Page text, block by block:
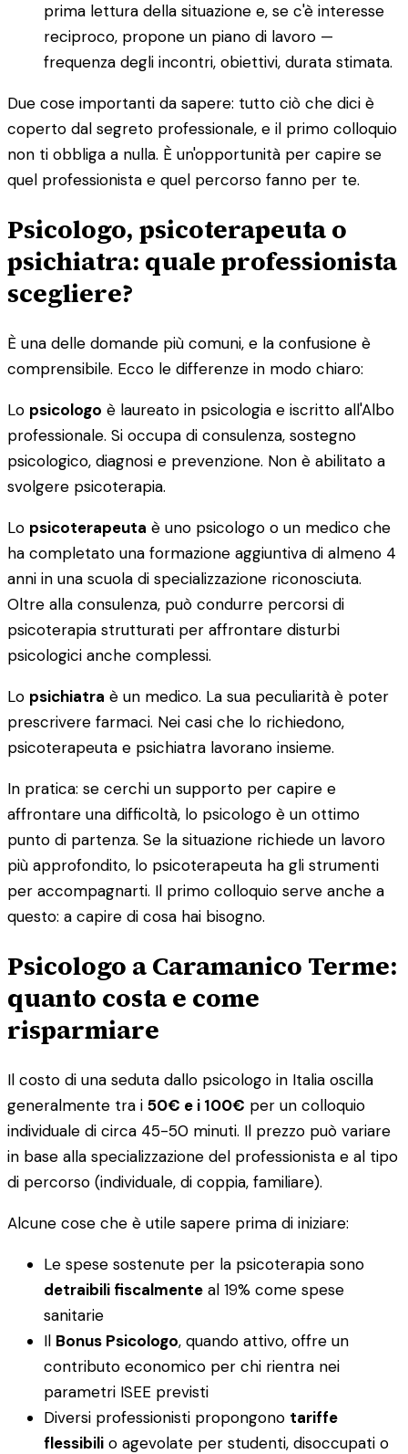
prima lettura della situazione e, se c'è interesse
reciproco, propone un piano di lavoro —
frequenza degli incontri, obiettivi, durata stimata.
Due cose importanti da sapere: tutto ciò che dici è
coperto dal segreto professionale, e il primo colloquio
non ti obbliga a nulla. È un'opportunità per capire se
quel professionista e quel percorso fanno per te.
Psicologo, psicoterapeuta o
psichiatra: quale professionista
scegliere?
È una delle domande più comuni, e la confusione è
comprensibile. Ecco le differenze in modo chiaro:
Lo psicologo è laureato in psicologia e iscritto all'Albo
professionale. Si occupa di consulenza, sostegno
psicologico, diagnosi e prevenzione. Non è abilitato a
svolgere psicoterapia.
Lo psicoterapeuta è uno psicologo o un medico che
ha completato una formazione aggiuntiva di almeno 4
anni in una scuola di specializzazione riconosciuta.
Oltre alla consulenza, può condurre percorsi di
psicoterapia strutturati per affrontare disturbi
psicologici anche complessi.
Lo psichiatra è un medico. La sua peculiarità è poter
prescrivere farmaci. Nei casi che lo richiedono,
psicoterapeuta e psichiatra lavorano insieme.
In pratica: se cerchi un supporto per capire e
affrontare una difficoltà, lo psicologo è un ottimo
punto di partenza. Se la situazione richiede un lavoro
più approfondito, lo psicoterapeuta ha gli strumenti
per accompagnarti. Il primo colloquio serve anche a
questo: a capire di cosa hai bisogno.
Psicologo a Caramanico Terme:
quanto costa e come
risparmiare
Il costo di una seduta dallo psicologo in Italia oscilla
generalmente tra i 50€ e i 100€ per un colloquio
individuale di circa 45-50 minuti. Il prezzo può variare
in base alla specializzazione del professionista e al tipo
di percorso (individuale, di coppia, familiare).
Alcune cose che è utile sapere prima di iniziare:
Le spese sostenute per la psicoterapia sono
detraibili fiscalmente al 19% come spese
sanitarie
Il Bonus Psicologo, quando attivo, offre un
contributo economico per chi rientra nei
parametri ISEE previsti
Diversi professionisti propongono tariffe
flessibili o agevolate per studenti, disoccupati o